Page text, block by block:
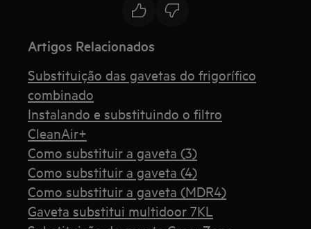
Artigos Relacionados
Substituição das gavetas do frigorífico
combinado
Instalando e substituindo o filtro
CleanAir+
Como substituir a gaveta (3)
Como substituir a gaveta (4)
Como substituir a gaveta (MDR4)
Gaveta substitui multidoor 7KL